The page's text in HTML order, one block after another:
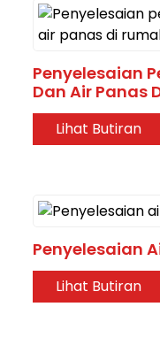
Penyelesaian
Dan Air Panas
Lihat Butiran
Penyelesaian
Lihat Butiran